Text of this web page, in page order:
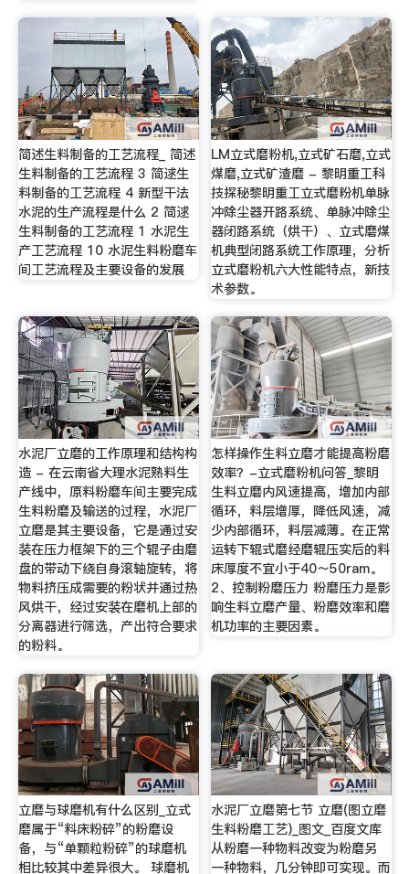
简述生料制备的工艺流程_ 简述
生料制备的工艺流程 3 简逑生
料制备的工艺流程 4 新型干法
水泥的生产流程是什么 2 简逑
生料制备的工艺流程 1 水泥生
产工艺流程 10 水泥生料粉磨车
间工艺流程及主要设备的发展
LM立式磨粉机,立式矿石磨,立式
煤磨,立式矿渣磨 - 黎明重工科
技探秘黎明重工立式磨粉机单脉
冲除尘器开路系统、单脉冲除尘
器闭路系统（烘干）、立式磨煤
机典型闭路系统工作原理，分析
立式磨粉机六大性能特点，新技
术参数。
水泥厂立磨的工作原理和结构构
造 - 在云南省大理水泥熟料生
产线中，原料粉磨车间主要完成
生料粉磨及输送的过程，水泥厂
立磨是其主要设备，它是通过安
装在压力框架下的三个辊子由磨
盘的带动下绕自身滚轴旋转，将
物料挤压成需要的粉状并通过热
风烘干，经过安装在磨机上部的
分离器进行筛选，产出符合要求
的粉料。
怎样操作生料立磨才能提高粉磨
效率？-立式磨粉机问答_黎明
生料立磨内风速提高，增加内部
循环，料层增厚，降低风速，减
少内部循环，料层减薄。在正常
运转下辊式磨经磨辊压实后的料
床厚度不宜小于40～50ram。
2、控制粉磨压力 粉磨压力是影
响生料立磨产量、粉磨效率和磨
机功率的主要因素。
立磨与球磨机有什么区别_立式
磨属于“料床粉碎”的粉磨设
备，与“单颗粒粉碎”的球磨机
相比较其中差异很大。 球磨机
水泥厂立磨第七节 立磨(图立磨
生料粉磨工艺)_图文_百度文库
从粉磨一种物料改变为粉磨另
一种物料，几分钟即可实现。而